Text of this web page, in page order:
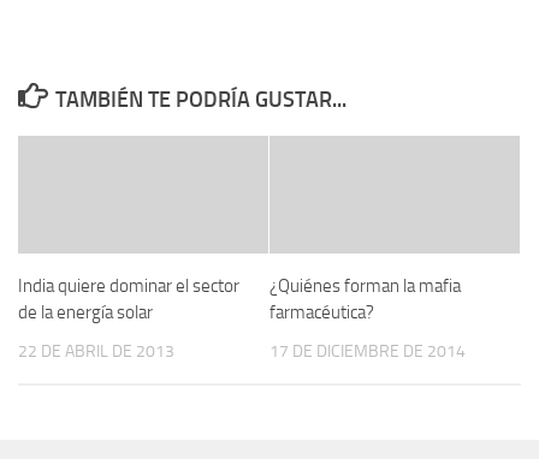
TAMBIÉN TE PODRÍA GUSTAR...
India quiere dominar el sector
de la energía solar
22 DE ABRIL DE 2013
¿Quiénes forman la mafia
farmacéutica?
17 DE DICIEMBRE DE 2014